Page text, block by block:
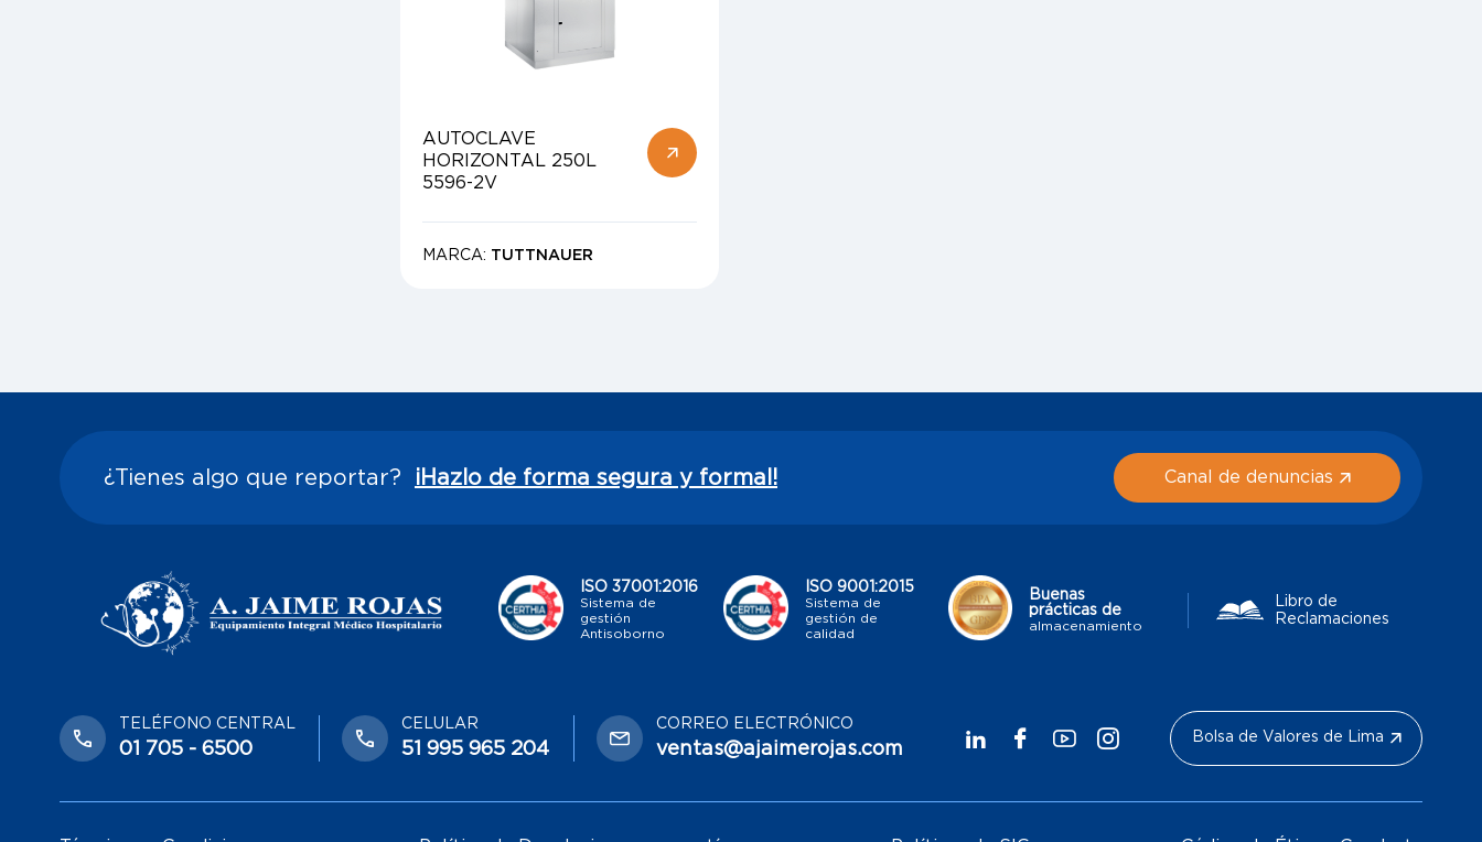
AUTOCLAVE
HORIZONTAL 250L
5596-2V
MARCA: TUTTNAUER
¿Tienes algo que reportar? ¡Hazlo de forma segura y formal! Canal de denuncias
ISO 37001:2016
Sistema de
gestión
Antisoborno
ISO 9001:2015
Sistema de
gestión de
calidad
Buenas
prácticas de
almacenamiento
Libro de
Reclamaciones
TELÉFONO CENTRAL
01 705 - 6500
CELULAR
51 995 965 204
CORREO ELECTRÓNICO
ventas@ajaimerojas.com
Bolsa de Valores de Lima